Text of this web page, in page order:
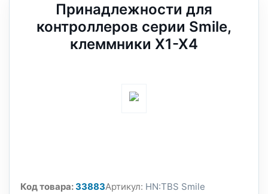
Принадлежности для
контроллеров серии Smile,
клеммники Х1-Х4
Код товара:33883Артикул: HN:TBS Smile